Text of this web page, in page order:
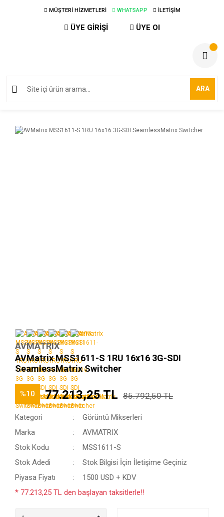
MÜŞTERİ HİZMETLERİ WHATSAPP İLETİŞİM
ÜYE GİRİŞİ ÜYE Ol
ARA
AVMATRIX
AVMatrix MSS1611-S 1RU 16x16 3G-SDI
SeamlessMatrix Switcher
%10 77.213,25 TL 85.792,50 TL
Kategori
Görüntü Mikserleri
Marka
AVMATRIX
Stok Kodu
MSS1611-S
Stok Adedi
Stok Bilgisi İçin İletişime Geçiniz
Piyasa Fiyatı
1500 USD + KDV
* 77.213,25 TL den başlayan taksitlerle!!